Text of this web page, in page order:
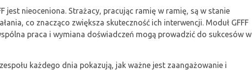
jest nieoceniona. Strażacy, pracując ramię w ramię, są w stanie
co znacząco zwiększa skuteczność ich interwencji. Moduł GFFF
praca i wymiana doświadczeń mogą prowadzić do sukcesów w
każdego dnia pokazują, jak ważne jest zaangażowanie i